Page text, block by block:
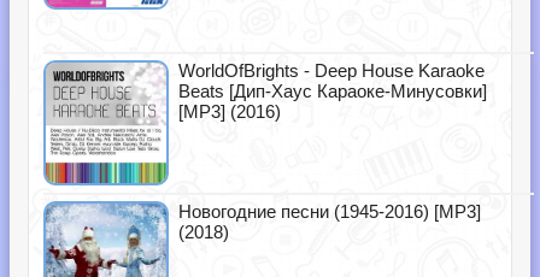
WorldOfBrights - Deep House Karaoke
Beats [Дип-Хаус Караоке-Минусовки]
[MP3] (2016)
Новогодние песни (1945-2016) [MP3]
(2018)